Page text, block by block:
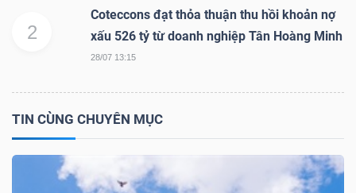
2
Coteccons đạt thỏa thuận thu hồi khoản nợ
xấu 526 tỷ từ doanh nghiệp Tân Hoàng Minh
28/07 13:15
TIN CÙNG CHUYÊN MỤC
ĐỘNG
SẢN
chứng